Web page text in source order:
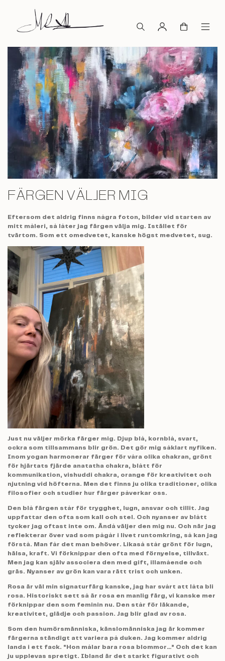
FÄRGEN VÄLJER MIG
Eftersom det aldrig finns några foton, bilder vid starten av
mitt måleri, så låter jag färgen välja mig. Istället för
tvärtom. Som ett omedvetet, kanske högst medvetet, sug.
Just nu väljer mörka färger mig. Djup blå, kornblå, svart,
ockra som tillsammans blir grön. Det gör mig såklart nyfiken.
Inom yogan harmonerar färger för våra olika chakran, grönt
för hjärtats fjärde anatatha chakra, blått för
kommunikation, vishuddi chakra, orange för kreativitet och
njutning vid höfterna. Men det finns ju olika traditioner, olika
filosofier och studier hur färger påverkar oss.
Den blå färgen står för trygghet, lugn, ansvar och tillit. Jag
uppfattar den ofta som kall och stel. Och nyanser av blått
tycker jag oftast inte om. Ändå väljer den mig nu. Och när jag
reflekterar över vad som pågår i livet runtomkring, så kan jag
förstå. Man får det man behöver. Likaså står grönt för lugn,
hälsa, kraft. Vi förknippar den ofta med förnyelse, tillväxt.
Men jag kan själv associera den med gift, illamående och
gräs. Nyanser av grön kan vara rätt trist och unken.
Rosa är väl min signaturfärg kanske, jag har svårt att låta bli
rosa. Historiskt sett så är rosa en manlig färg, vi kanske mer
förknippar den som feminin nu. Den står för läkande,
kreativitet, glädje och passion. Jag blir glad av rosa.
Som den humörsmänniska, känslomänniska jag är kommer
färgerna ständigt att variera på duken. Jag kommer aldrig
landa i ett fack. “Hon målar bara rosa blommor…” Och det kan
ju upplevas spretigt. Ibland är det starkt figurativt och
SIGN UP FÖR
NYHETSBREV
Få ett kärleksbrev från mig till dig,
där du får
inspiration och kunskap kring
holistisk hälsa.